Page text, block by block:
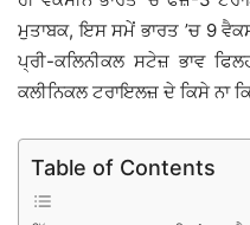
ਮੁਤਾਬਕ, ਇਸ ਸਮੇਂ ਭਾਰਤ ’ਚ 9
ਪ੍ਰੀ-ਕਲਿਨੀਕਲ ਸਟੇਜ਼ ਭਾਵ
ਕਲੀਨਿਕਲ ਟਰਾਇਲਜ਼ ਦੇ ਕਿਸੇ ਨਾ
Table of Contents